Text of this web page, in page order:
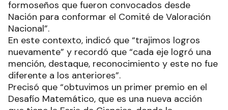
formoseños que fueron convocados desde
Nación para conformar el Comité de Valoración
Nacional”.
En este contexto, indicó que “trajimos logros
nuevamente” y recordó que “cada eje logró una
mención, destaque, reconocimiento y este no fue
diferente a los anteriores”.
Precisó que “obtuvimos un primer premio en el
Desafío Matemático, que es una nueva acción